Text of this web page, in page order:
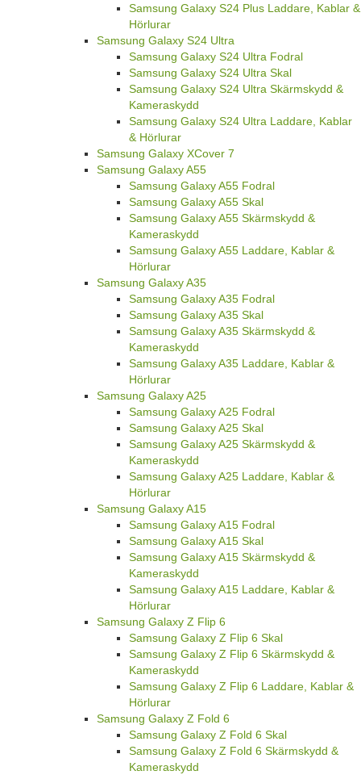
Samsung Galaxy S24 Plus Laddare, Kablar &
Hörlurar
Samsung Galaxy S24 Ultra
Samsung Galaxy S24 Ultra Fodral
Samsung Galaxy S24 Ultra Skal
Samsung Galaxy S24 Ultra Skärmskydd &
Kameraskydd
Samsung Galaxy S24 Ultra Laddare, Kablar
& Hörlurar
Samsung Galaxy XCover 7
Samsung Galaxy A55
Samsung Galaxy A55 Fodral
Samsung Galaxy A55 Skal
Samsung Galaxy A55 Skärmskydd &
Kameraskydd
Samsung Galaxy A55 Laddare, Kablar &
Hörlurar
Samsung Galaxy A35
Samsung Galaxy A35 Fodral
Samsung Galaxy A35 Skal
Samsung Galaxy A35 Skärmskydd &
Kameraskydd
Samsung Galaxy A35 Laddare, Kablar &
Hörlurar
Samsung Galaxy A25
Samsung Galaxy A25 Fodral
Samsung Galaxy A25 Skal
Samsung Galaxy A25 Skärmskydd &
Kameraskydd
Samsung Galaxy A25 Laddare, Kablar &
Hörlurar
Samsung Galaxy A15
Samsung Galaxy A15 Fodral
Samsung Galaxy A15 Skal
Samsung Galaxy A15 Skärmskydd &
Kameraskydd
Samsung Galaxy A15 Laddare, Kablar &
Hörlurar
Samsung Galaxy Z Flip 6
Samsung Galaxy Z Flip 6 Skal
Samsung Galaxy Z Flip 6 Skärmskydd &
Kameraskydd
Samsung Galaxy Z Flip 6 Laddare, Kablar &
Hörlurar
Samsung Galaxy Z Fold 6
Samsung Galaxy Z Fold 6 Skal
Samsung Galaxy Z Fold 6 Skärmskydd &
Kameraskydd